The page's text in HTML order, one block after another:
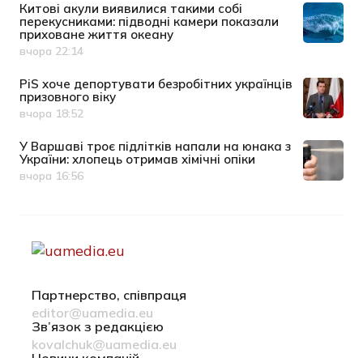
Китові акули виявилися такими собі
перекусниками: підводні камери показали
приховане життя океану
Дата публікації
вчора 22:14
PiS хоче депортувати безробітних українців
призовного віку
Дата публікації
вчора 18:52
У Варшаві троє підлітків напали на юнака з
України: хлопець отримав хімічні опіки
Дата публікації
вчора 16:56
Партнерство, співпраця
editor@uamedia.eu
Зв’язок з редакцією
kovalchuk@uamedia.eu